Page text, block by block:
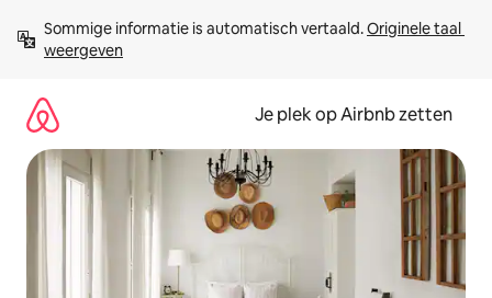
direct
naar
Sommige informatie is automatisch vertaald. Originele taal
weergeven
Je plek op Airbnb zetten